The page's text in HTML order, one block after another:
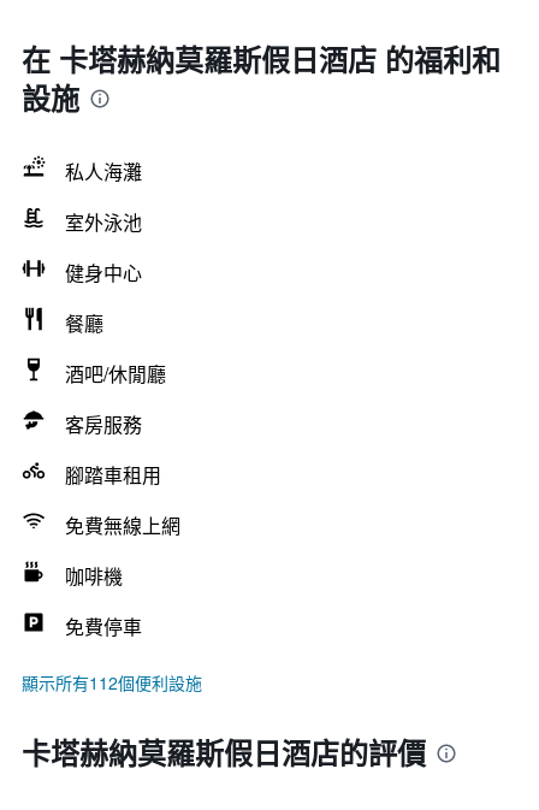
在 卡塔赫納莫羅斯假日酒店 的福利和
設施
私人海灘
室外泳池
健身中心
餐廳
酒吧/休閒廳
客房服務
腳踏車租用
免費無線上網
咖啡機
免費停車
顯示所有112個便利設施
卡塔赫納莫羅斯假日酒店的評價